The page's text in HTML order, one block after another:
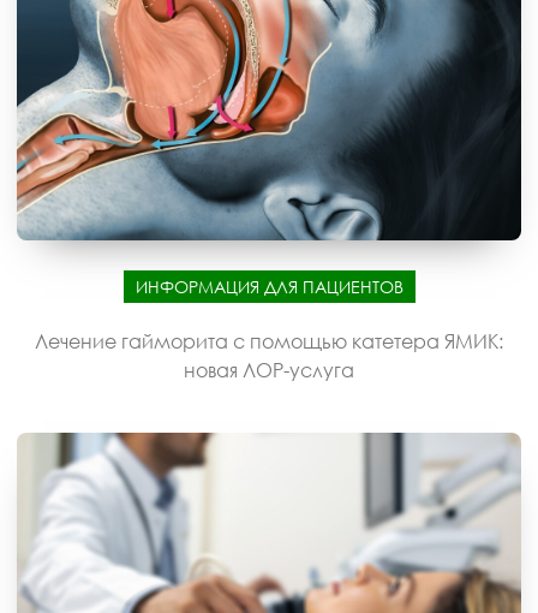
ИНФОРМАЦИЯ ДЛЯ ПАЦИЕНТОВ
Лечение гайморита с помощью катетера ЯМИК:
новая ЛОР-услуга